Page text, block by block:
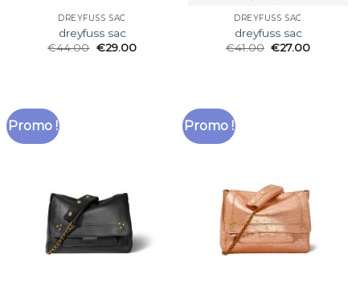
DREYFUSS SAC
dreyfuss sac
€44.00 €29.00
DREYFUSS SAC
dreyfuss sac
€41.00 €27.00
Promo ! Promo !